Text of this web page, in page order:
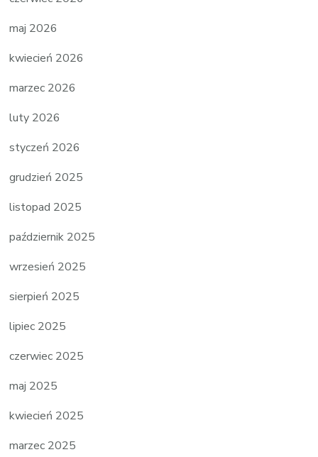
maj 2026
kwiecień 2026
marzec 2026
luty 2026
styczeń 2026
grudzień 2025
listopad 2025
październik 2025
wrzesień 2025
sierpień 2025
lipiec 2025
czerwiec 2025
maj 2025
kwiecień 2025
marzec 2025